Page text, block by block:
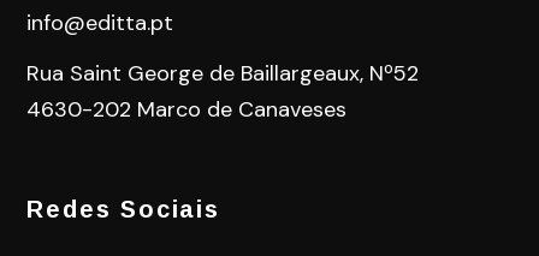
info@editta.pt
Rua Saint George de Baillargeaux, Nº52
4630-202 Marco de Canaveses
Redes Sociais